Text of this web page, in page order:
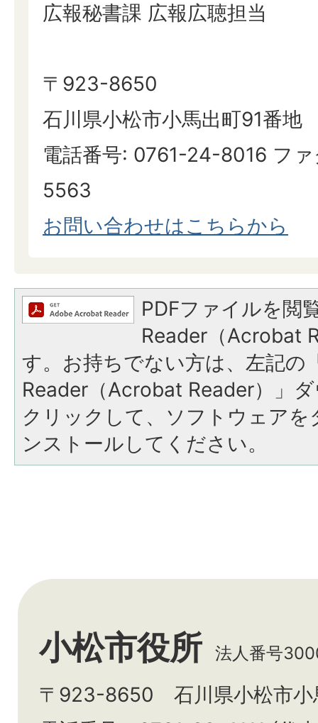
広報秘書課 広報広聴担当
〒923-8650
石川県小松市小馬出町91番地
電話番号: 0761-24-8016 フ
5563
お問い合わせはこちらから
PDFファイルを閲
Reader（Acrobat
す。お持ちでない方は、左記の
Reader（Acrobat Reader）」
クリックして、ソフトウェア
ンストールしてください。
小松市役所 法人番号
〒923-8650 石川県小松市小